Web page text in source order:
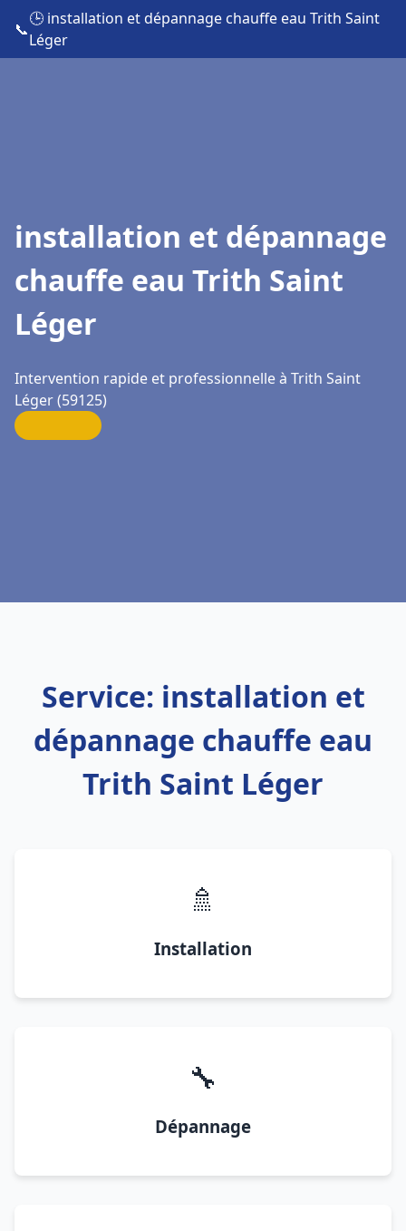
📞
🕒 installation et dépannage chauffe eau Trith Saint
Léger
installation et dépannage
chauffe eau Trith Saint
Léger
Intervention rapide et professionnelle à Trith Saint
Léger (59125)
Service: installation et
dépannage chauffe eau
Trith Saint Léger
🚿
Installation
🔧
Dépannage